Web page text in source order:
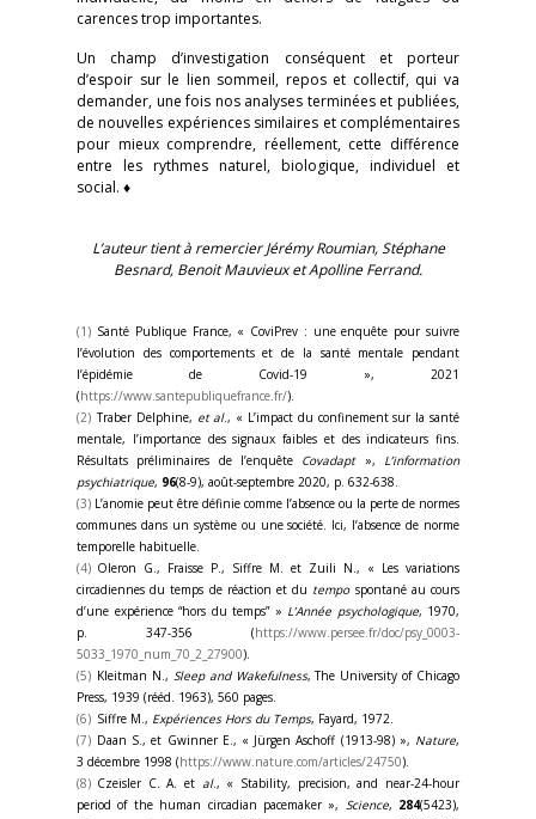
carences trop importantes.
Un champ d’investigation conséquent et porteur
d’espoir sur le lien sommeil, repos et collectif, qui va
demander, une fois nos analyses terminées et publiées,
de nouvelles expériences similaires et complémentaires
pour mieux comprendre, réellement, cette différence
entre les rythmes naturel, biologique, individuel et
social. ♦
L’auteur tient à remercier Jérémy Roumian, Stéphane
Besnard, Benoit Mauvieux et Apolline Ferrand.
(1) Santé Publique France, « CoviPrev : une enquête pour suivre
l’évolution des comportements et de la santé mentale pendant
l’épidémie de Covid-19 », 2021
(https://www.santepubliquefrance.fr/).
(2) Traber Delphine, et al., « L’impact du confinement sur la santé
mentale, l’importance des signaux faibles et des indicateurs fins.
Résultats préliminaires de l’enquête Covadapt», L’information
psychiatrique, 96(8-9), août-septembre 2020, p. 632-638.
(3) L’anomie peut être définie comme l’absence ou la perte de normes
communes dans un système ou une société. Ici, l’absence de norme
temporelle habituelle.
(4) Oleron G., Fraisse P., Siffre M. et Zuili N., « Les variations
circadiennes du temps de réaction et du tempospontané au cours
d’une expérience “hors du temps” » L’Année psychologique, 1970,
p. 347-356 (https://www.persee.fr/doc/psy_0003-
5033_1970_num_70_2_27900).
(5) Kleitman N., Sleep and Wakefulness, The University of Chicago
Press, 1939 (rééd. 1963), 560 pages.
(6) Siffre M., Expériences Hors du Temps, Fayard, 1972.
(7) Daan S., et Gwinner E., « Jürgen Aschoff (1913-98) », Nature,
3 décembre 1998 (https://www.nature.com/articles/24750).
(8) Czeisler C. A. et al., « Stability, precision, and near-24-hour
period of the human circadian pacemaker », Science, 284(5423),